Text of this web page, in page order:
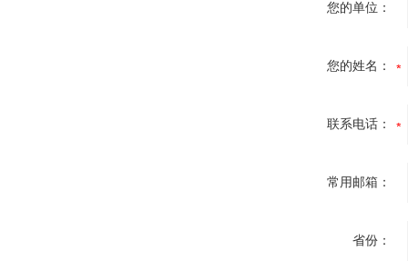
您的单位：
您的姓名：
联系电话：
常用邮箱：
省份：